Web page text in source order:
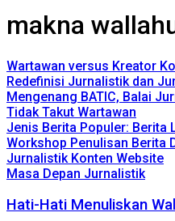
makna
Wartawan versus Kreator
Redefinisi Jurnalistik dan
Mengenang BATIC, Balai
Tidak Takut Wartawan
Jenis Berita Populer: Berita
Workshop Penulisan Berita
Jurnalistik Konten Website
Masa Depan Jurnalistik
Hati-Hati Menuliskan